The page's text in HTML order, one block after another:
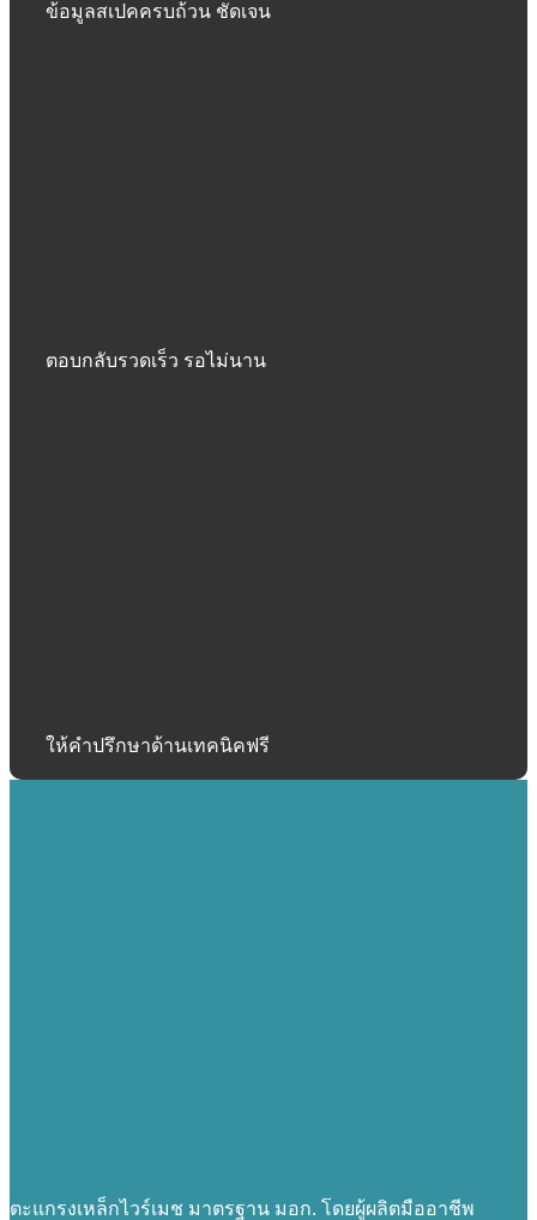
ข้อมูลสเปคครบถ้วน ชัดเจน
ตอบกลับรวดเร็ว รอไม่นาน
ให้คำปรึกษาด้านเทคนิคฟรี
ตะแกรงเหล็กไวร์เมช มาตรฐาน มอก. โดยผู้ผลิตมืออาชีพ